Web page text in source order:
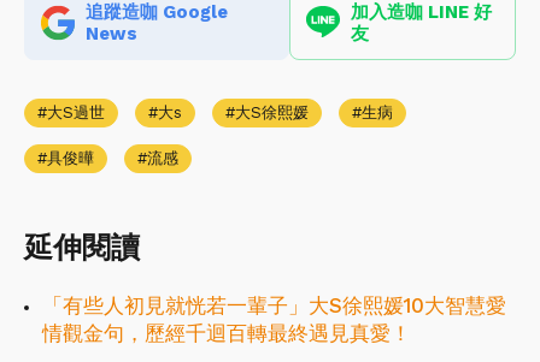
追蹤造咖 Google
News
加入造咖 LINE 好
友
大S過世 大s 大S徐熙媛 生病
具俊曄 流感
延伸閱讀
「有些人初見就恍若一輩子」大S徐熙媛10大智慧愛
情觀金句，歷經千迴百轉最終遇見真愛！